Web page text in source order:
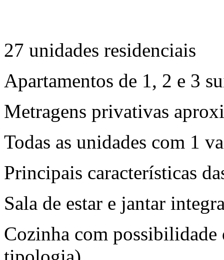
27 unidades residenciais
Apartamentos de 1, 2 e 3
Metragens privativas
Todas as unidades com 1
Principais características
Sala de estar e jantar
Cozinha com